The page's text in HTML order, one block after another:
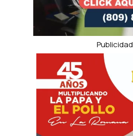
Publicidad